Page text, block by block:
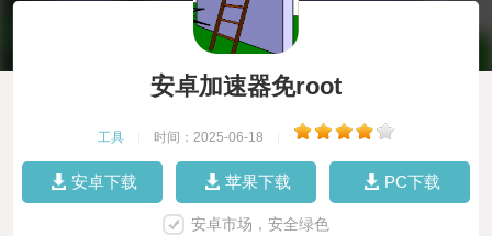
安卓加速器免root
工具 时间：2025-06-18
安卓下载 苹果下载 PC下载
安卓市场，安全绿色